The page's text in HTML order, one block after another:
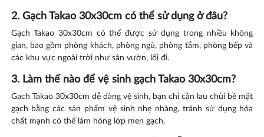
2. Gạch Takao 30x30cm có thể sử dụng ở đâu?
Gạch Takao 30x30cm có thể được sử dụng trong nhiều không
gian, bao gồm phòng khách, phòng ngủ, phòng tắm, phòng bếp và
các khu vực ngoài trời như sân vườn, lối đi.
3. Làm thế nào để vệ sinh gạch Takao 30x30cm?
Gạch Takao 30x30cm dễ dàng vệ sinh, bạn chỉ cần lau chùi bề mặt
gạch bằng các sản phẩm vệ sinh nhẹ nhàng, tránh sử dụng hóa
chất mạnh có thể làm hỏng lớp men gạch.